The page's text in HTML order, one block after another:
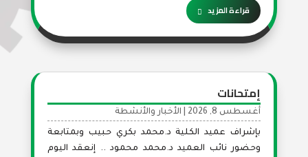
قراءة المزيد
إمتحانات
أغسطس 8, 2026 الأخبار والأنشطة
بإشراف عميد الكلية د.محمد بكري حبيب وبمتابعة
وحضور نائب العميد د.محمد محمود .. إنعقد اليوم